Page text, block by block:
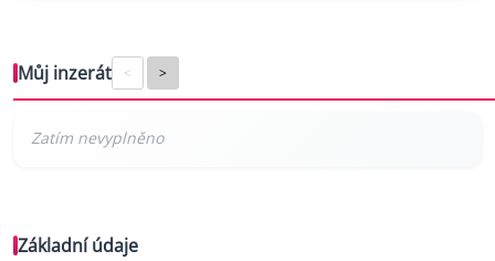
Můj inzerát < >
Základní údaje